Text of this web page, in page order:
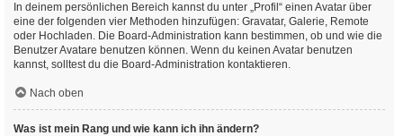
In deinem persönlichen Bereich kannst du unter „Profil“ einen Avatar über
eine der folgenden vier Methoden hinzufügen: Gravatar, Galerie, Remote
oder Hochladen. Die Board-Administration kann bestimmen, ob und wie die
Benutzer Avatare benutzen können. Wenn du keinen Avatar benutzen
kannst, solltest du die Board-Administration kontaktieren.
Nach oben
Was ist mein Rang und wie kann ich ihn ändern?